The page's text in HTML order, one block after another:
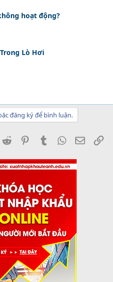
hoạt động?
Lò Hơi
đăng ký để bình luận.
Reddit PinterestTumblrWhatsApp
Email